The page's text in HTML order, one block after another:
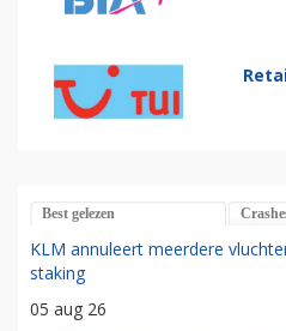
Best gelezen
KLM annuleert meerdere
staking
05 aug 26